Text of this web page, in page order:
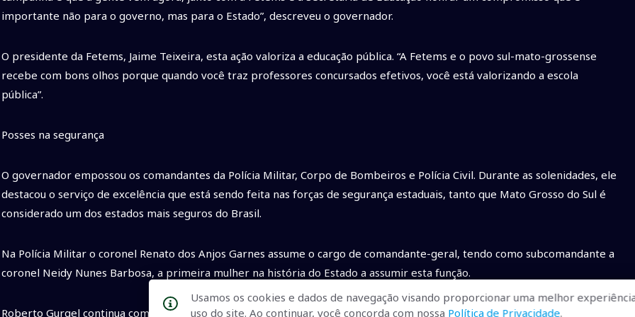
importante não para o governo, mas para o Estado”, descreveu o governador.
O presidente da Fetems, Jaime Teixeira, esta ação valoriza a educação pública. “A Fetems e o povo sul-mato-grossense
recebe com bons olhos porque quando você traz professores concursados efetivos, você está valorizando a escola
pública”.
Posses na segurança
O governador empossou os comandantes da Polícia Militar, Corpo de Bombeiros e Polícia Civil. Durante as solenidades, ele
destacou o serviço de excelência que está sendo feita nas forças de segurança estaduais, tanto que Mato Grosso do Sul é
considerado um dos estados mais seguros do Brasil.
Na Polícia Militar o coronel Renato dos Anjos Garnes assume o cargo de comandante-geral, tendo como subcomandante a
coronel Neidy Nunes Barbosa, a primeira mulher na história do Estado a assumir esta função.
Roberto Gurgel continua como delegado-geral da Polícia Civil e no Corpo de Bombeiros o coronel Frederico Reis Pouso
Usamos os cookies e dados de navegação visando proporcionar uma melhor
uso do site. Ao continuar, você concorda com nossa Política de Privacidade.